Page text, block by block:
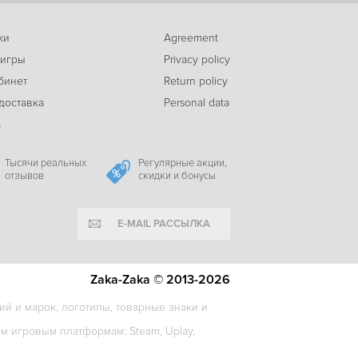
TOHU 363c
179
-17%
Hindsight
360
Agreement
Privacy policy
Return policy
Personal data
Тысячи реальных
отзывов
Регулярные акции,
скидки и бонусы
E-MAIL РАССЫЛКА
и марок, логотипы, товарные знаки и
игровым платформам: Steam, Uplay,
Zaka-Zaka © 2013-2026